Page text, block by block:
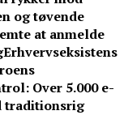
og tøvende
at anmelde
Erhvervseksistens
Over 5.000 e-
traditionsrig